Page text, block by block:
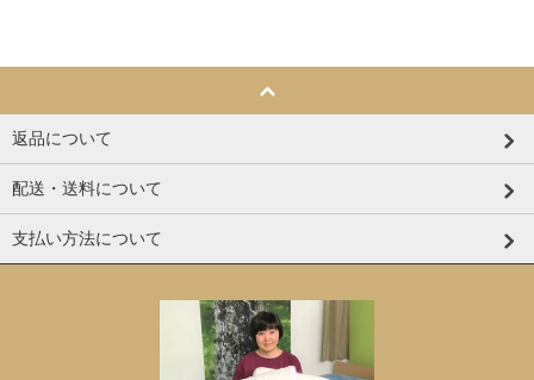
返品について
配送・送料について
支払い方法について